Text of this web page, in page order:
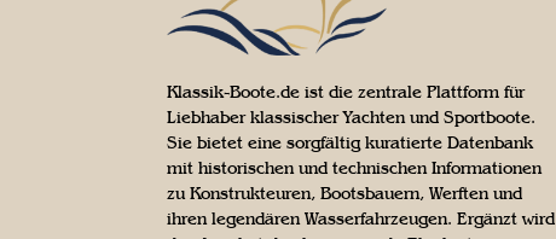
Klassik-Boote.de ist die zentrale Plattform für
Liebhaber klassischer Yachten und Sportboote.
Sie bietet eine sorgfältig kuratierte Datenbank
mit historischen und technischen Informationen
zu Konstrukteuren, Bootsbauern, Werften und
ihren legendären Wasserfahrzeugen. Ergänzt wird